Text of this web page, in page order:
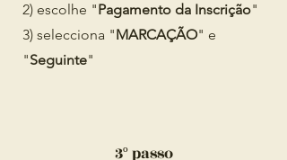
2) escolhe "Pagamento da Inscrição"
3) selecciona "MARCAÇÃO" e
"Seguinte"
3º passo